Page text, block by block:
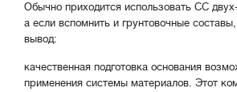
Обычно приходится использовать СС
а если вспомнить и грунтовочные
вывод:
качественная подготовка основания
применения системы материалов. Этот